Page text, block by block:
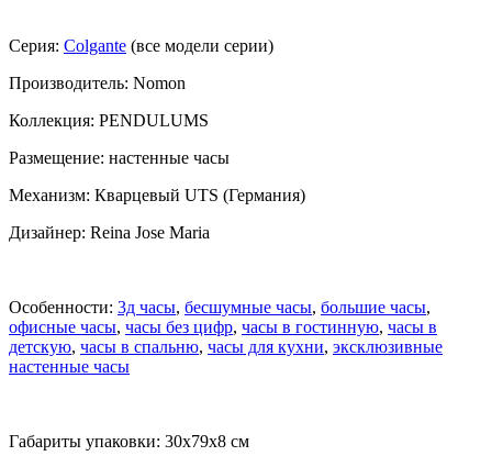
Серия: Colgante (все модели серии)
Производитель: Nomon
Коллекция: PENDULUMS
Размещение: настенные часы
Механизм: Кварцевый UTS (Германия)
Дизайнер: Reina Jose Maria
Особенности: 3д часы, бесшумные часы, большие часы,
офисные часы, часы без цифр, часы в гостинную, часы в
детскую, часы в спальню, часы для кухни, эксклюзивные
настенные часы
Габариты упаковки: 30x79x8 см